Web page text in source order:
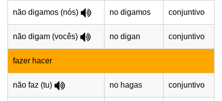
não digamos (nós) no digamos conjuntivo
não digam (vocês) no digan conjuntivo
fazer hacer
não faz (tu) no hagas conjuntivo